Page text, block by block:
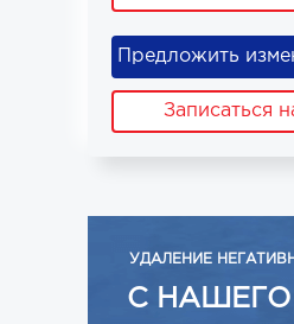
Предложить
Записаться
УДАЛЕНИЕ
С